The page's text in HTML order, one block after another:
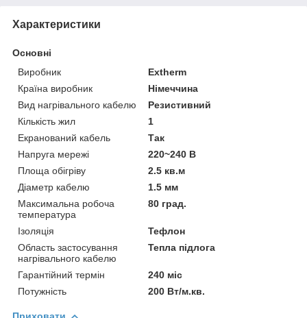
Характеристики
Основні
Виробник
Extherm
Країна виробник
Німеччина
Вид нагрівального кабелю
Резистивний
Кількість жил
1
Екранований кабель
Так
Напруга мережі
220~240 В
Площа обігріву
2.5 кв.м
Діаметр кабелю
1.5 мм
Максимальна робоча
температура
80 град.
Ізоляція
Тефлон
Область застосування
нагрівального кабелю
Тепла підлога
Гарантійний термін
240 міс
Потужність
200 Вт/м.кв.
Приховати